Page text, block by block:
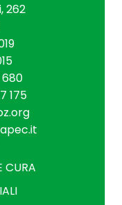
262
680
175
CURA